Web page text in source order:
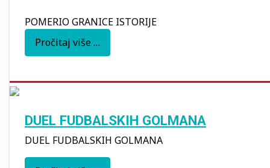
POMERIO GRANICE ISTORIJE
Pročitaj više …
DUEL FUDBALSKIH GOLMANA
DUEL FUDBALSKIH GOLMANA